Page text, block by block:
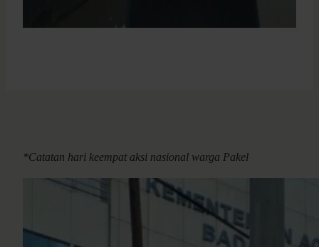
*Catatan hari keempat aksi nasional warga Pakel